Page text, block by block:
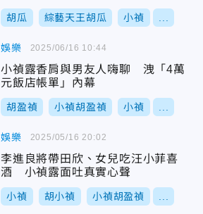
胡瓜 綜藝天王胡瓜 小禎
娛樂
小禎露香肩與男友人嗨聊 洩「4萬
元飯店帳單」內幕
胡盈禎 小禎胡盈禎 小禎
2025/06/16 10:44
娛樂
李進良將帶田欣、女兒吃汪小菲喜
酒 小禎露面吐真實心聲
小禎 胡小禎 小禎胡盈禎
2025/05/16 20:02